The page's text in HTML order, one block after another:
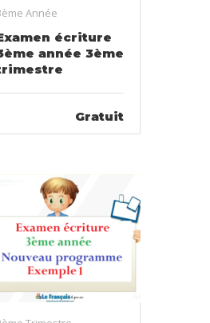
Année
écriture
année 3ème
Gratuit